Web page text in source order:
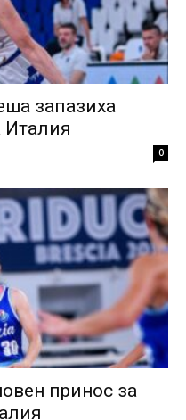
запазиха
Италия
0
принос за